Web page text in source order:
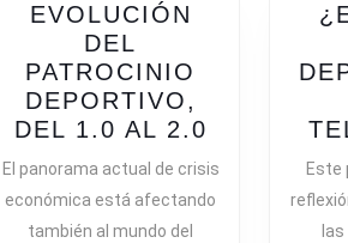
EVOLUCIÓN
DEL
PATROCINIO
DEPORTIVO,
DEL 1.0 AL 2.0
DEL
El panorama actual de crisis
económica está afectando
también al mundo del
Este